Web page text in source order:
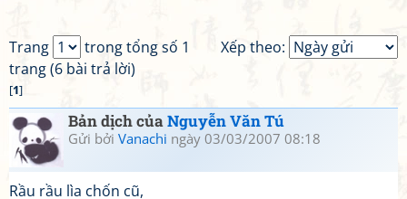
Xếp theo:
Trang
trong tổng số 1
trang (6 bài trả lời)
[1]
Bản dịch củaNguyễn Văn Tú
Gửi bởi Vanachi ngày 03/03/2007 08:18
Rầu rầu lìa chốn cũ,